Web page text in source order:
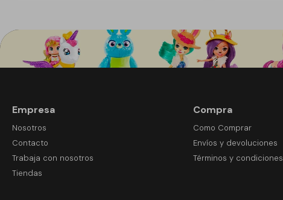
Empresa
Nosotros
Contacto
Trabaja con nosotros
Tiendas
Compra
Como Comprar
Envíos y devoluciones
Términos y condiciones